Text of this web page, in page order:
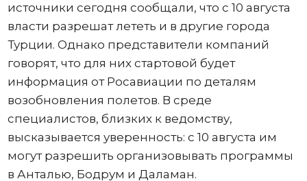
источники сегодня сообщали, что с 10 августа
власти разрешат лететь и в другие города
Турции. Однако представители компаний
говорят, что для них стартовой будет
информация от Росавиации по деталям
возобновления полетов. В среде
специалистов, близких к ведомству,
высказывается уверенность: с 10 августа им
могут разрешить организовывать программы
в Анталью, Бодрум и Даламан.